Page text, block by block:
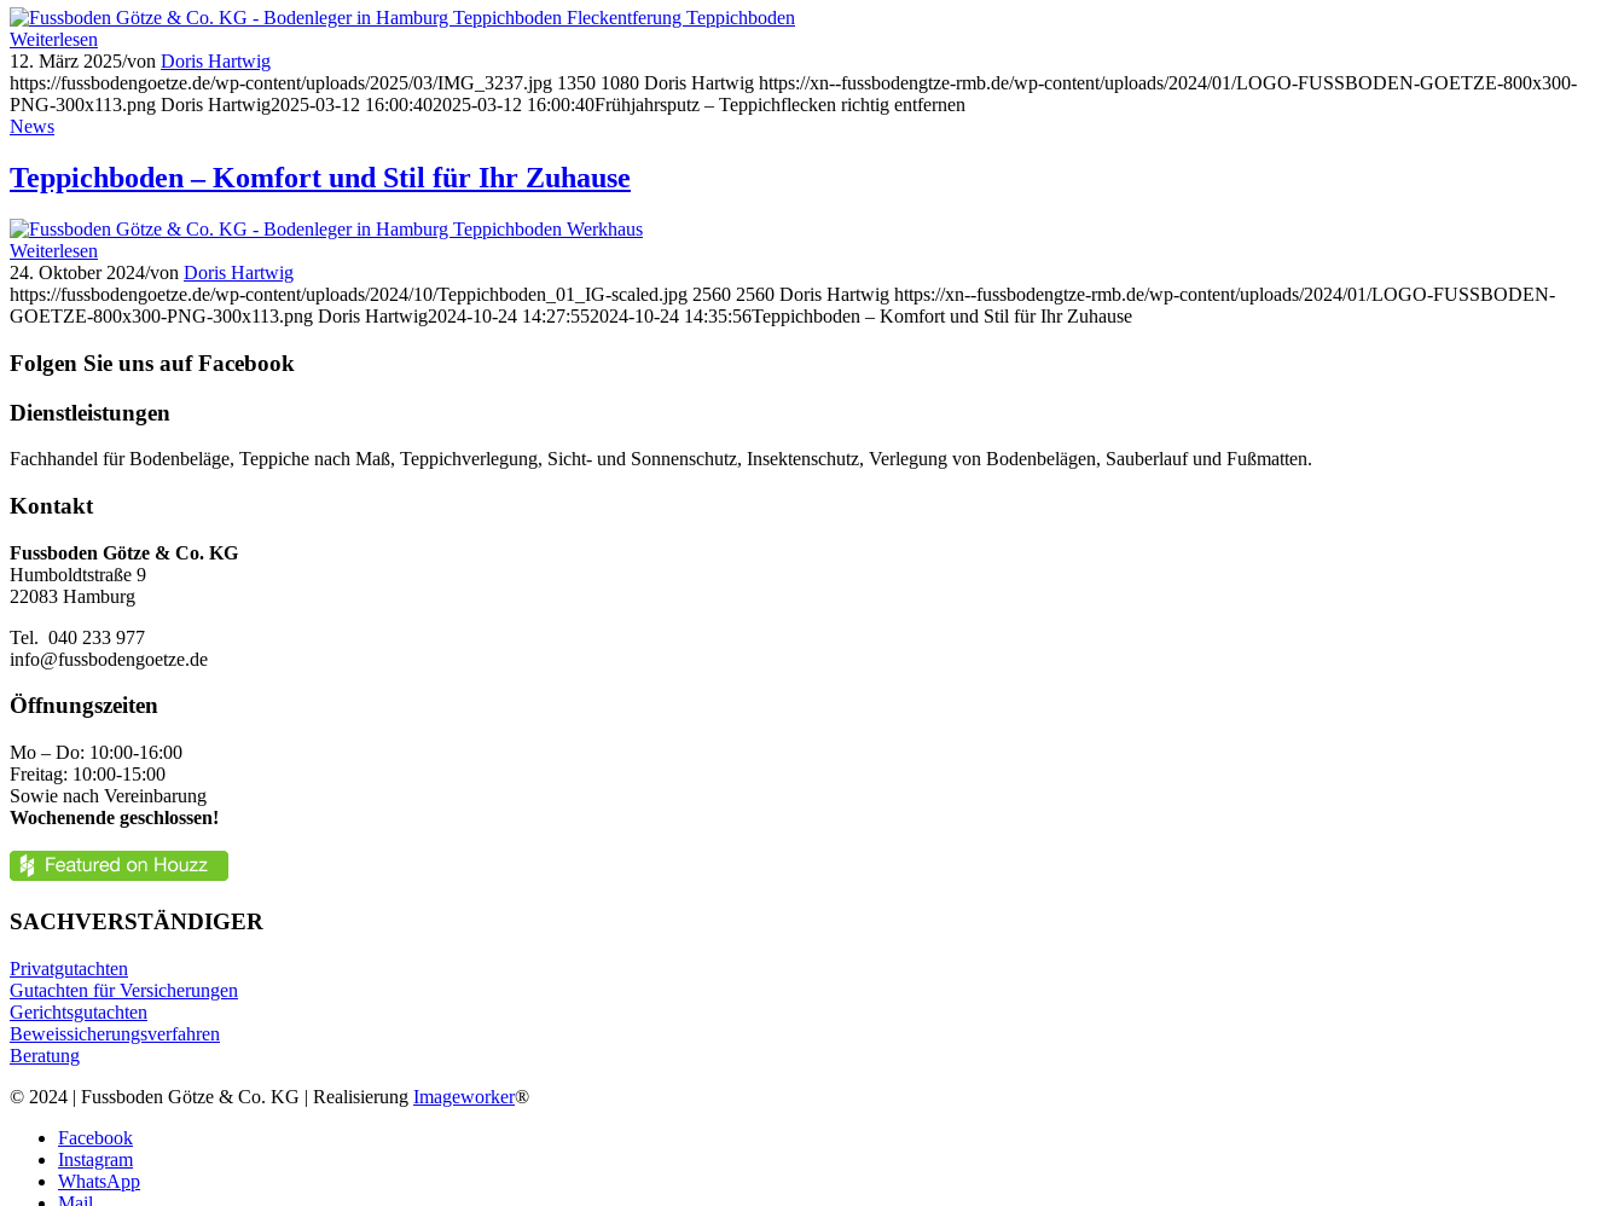
Weiterlesen
12. März 2025/von Doris Hartwig
https://fussbodengoetze.de/wp-content/uploads/2025/03/IMG_3237.jpg 1350 1080 Doris Hartwig https://xn--fussbodengtze-rmb.de/wp-content/uploads/2024/01/LOGO-FUSSBODEN-GOETZE-800x300-
PNG-300x113.png Doris Hartwig2025-03-12 16:00:402025-03-12 16:00:40Frühjahrsputz – Teppichflecken richtig entfernen
News
Teppichboden – Komfort und Stil für Ihr Zuhause
Weiterlesen
24. Oktober 2024/von Doris Hartwig
https://fussbodengoetze.de/wp-content/uploads/2024/10/Teppichboden_01_IG-scaled.jpg 2560 2560 Doris Hartwig https://xn--fussbodengtze-rmb.de/wp-content/uploads/2024/01/LOGO-FUSSBODEN-
GOETZE-800x300-PNG-300x113.png Doris Hartwig2024-10-24 14:27:552024-10-24 14:35:56Teppichboden – Komfort und Stil für Ihr Zuhause
Folgen Sie uns auf Facebook
Dienstleistungen
Fachhandel für Bodenbeläge, Teppiche nach Maß, Teppichverlegung, Sicht- und Sonnenschutz, Insektenschutz, Verlegung von Bodenbelägen, Sauberlauf und Fußmatten.
Kontakt
Fussboden Götze & Co. KG
Humboldtstraße 9
22083 Hamburg
Tel. 040 233 977
info@fussbodengoetze.de
Öffnungszeiten
Mo – Do: 10:00-16:00
Freitag: 10:00-15:00
Sowie nach Vereinbarung
Wochenende geschlossen!
SACHVERSTÄNDIGER
Privatgutachten
Gutachten für Versicherungen
Gerichtsgutachten
Beweissicherungsverfahren
Beratung
© 2024 | Fussboden Götze & Co. KG | Realisierung Imageworker®
Facebook
Instagram
WhatsApp